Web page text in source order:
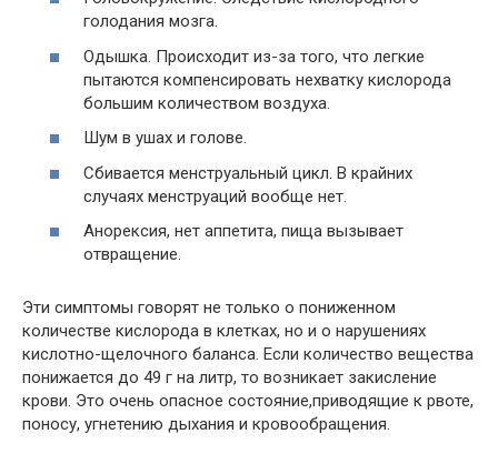
голодания мозга.
Одышка. Происходит из-за того, что легкие
пытаются компенсировать нехватку кислорода
большим количеством воздуха.
Шум в ушах и голове.
Сбивается менструальный цикл. В крайних
случаях менструаций вообще нет.
Анорексия, нет аппетита, пища вызывает
отвращение.
Эти симптомы говорят не только о пониженном
количестве кислорода в клетках, но и о нарушениях
кислотно-щелочного баланса. Если количество вещества
понижается до 49 г на литр, то возникает закисление
крови. Это очень опасное состояние,приводящие к рвоте,
поносу, угнетению дыхания и кровообращения.